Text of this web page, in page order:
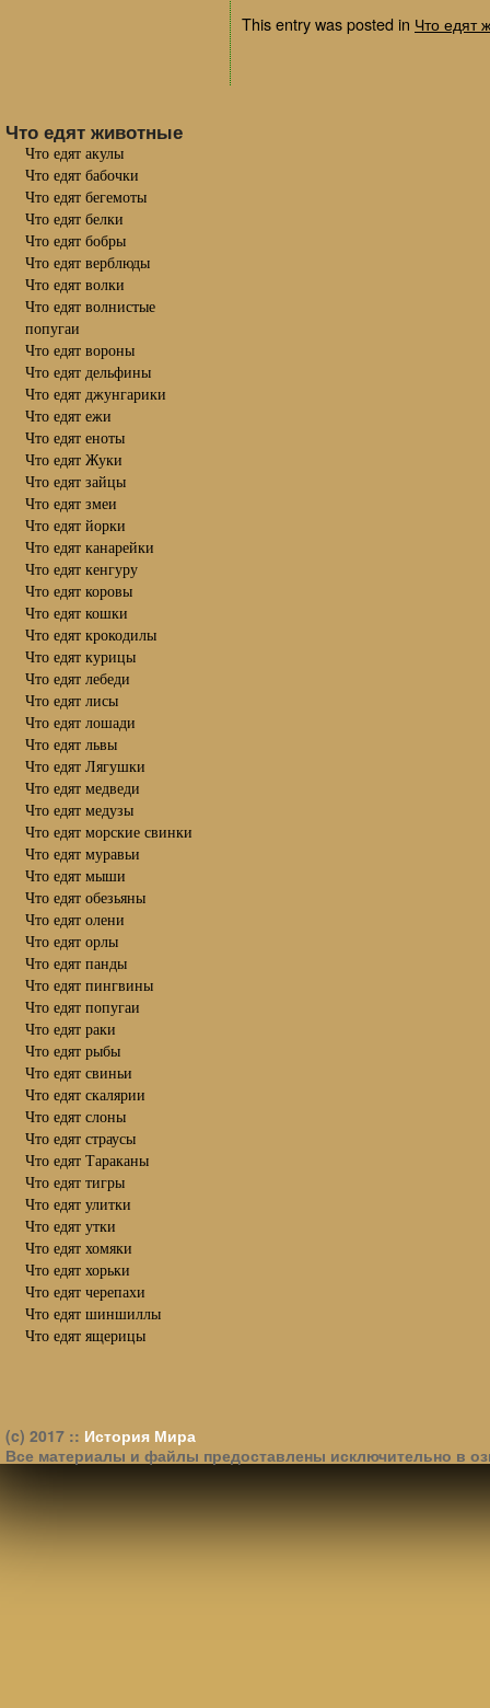
Что едят животные
Что едят акулы
Что едят бабочки
Что едят бегемоты
Что едят белки
Что едят бобры
Что едят верблюды
Что едят волки
Что едят волнистые
попугаи
Что едят вороны
Что едят дельфины
Что едят джунгарики
Что едят ежи
Что едят еноты
Что едят Жуки
Что едят зайцы
Что едят змеи
Что едят йорки
Что едят канарейки
Что едят кенгуру
Что едят коровы
Что едят кошки
Что едят крокодилы
Что едят курицы
Что едят лебеди
Что едят лисы
Что едят лошади
Что едят львы
Что едят Лягушки
Что едят медведи
Что едят медузы
Что едят морские свинки
Что едят муравьи
Что едят мыши
Что едят обезьяны
Что едят олени
Что едят орлы
Что едят панды
Что едят пингвины
Что едят попугаи
Что едят раки
Что едят рыбы
Что едят свиньи
Что едят скалярии
Что едят слоны
Что едят страусы
Что едят Тараканы
Что едят тигры
Что едят улитки
Что едят утки
Что едят хомяки
Что едят хорьки
Что едят черепахи
Что едят шиншиллы
Что едят ящерицы
This entry was posted in Что едят
(c) 2017 :: История Мира
Все материалы и файлы предоставлены исключительно в